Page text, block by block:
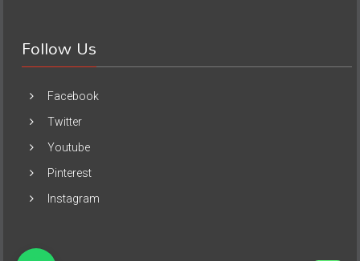
Follow Us
Facebook
Twitter
Youtube
Pinterest
Instagram